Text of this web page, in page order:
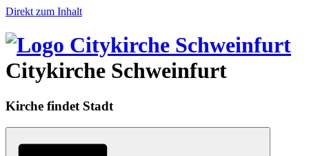
Direkt zum Inhalt
Citykirche Schweinfurt
Kirche findet Stadt